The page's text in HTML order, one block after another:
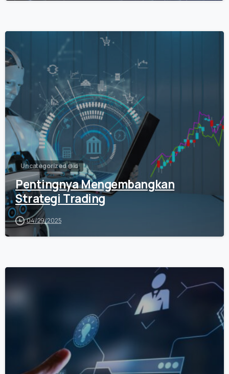
Uncategorized @id
Pentingnya Mengembangkan
Strategi Trading
04/29/2025
0